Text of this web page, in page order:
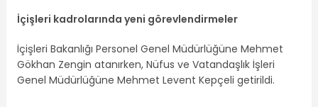
İçişleri kadrolarında yeni görevlendirmeler
İçişleri Bakanlığı Personel Genel Müdürlüğüne Mehmet
Gökhan Zengin atanırken, Nüfus ve Vatandaşlık İşleri
Genel Müdürlüğüne Mehmet Levent Kepçeli getirildi.